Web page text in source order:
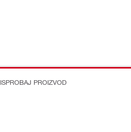
ISPROBAJ PROIZVOD